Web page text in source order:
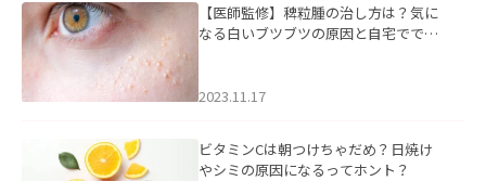
【医師監修】稗粒腫の治し方は？気に
なる白いブツブツの原因と自宅ででき
2023.11.17
ビタミンCは朝つけちゃだめ？日焼け
やシミの原因になるってホント？